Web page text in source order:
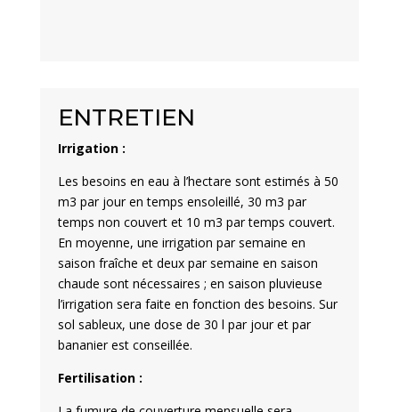
ENTRETIEN
Irrigation :
Les besoins en eau à l’hectare sont estimés à 50
m3 par jour en temps ensoleillé, 30 m3 par
temps non couvert et 10 m3 par temps couvert.
En moyenne, une irrigation par semaine en
saison fraîche et deux par semaine en saison
chaude sont nécessaires ; en saison pluvieuse
l’irrigation sera faite en fonction des besoins. Sur
sol sableux, une dose de 30 l par jour et par
bananier est conseillée.
Fertilisation :